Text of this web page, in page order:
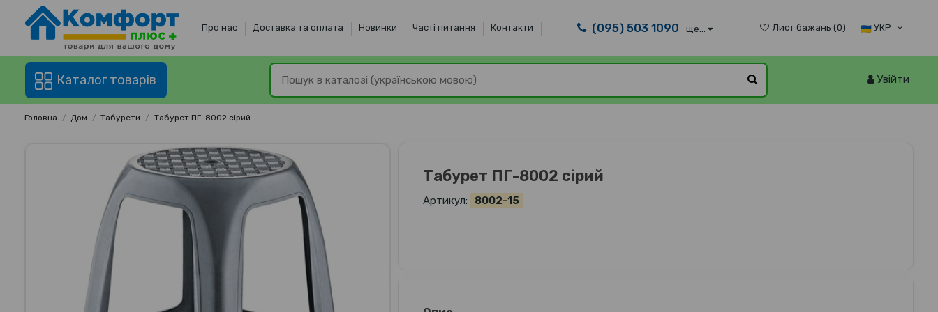
Про нас Доставка та оплата Новинки Часті питання Контакти (095) 503 1090 ще... Лист бажань (0) УКР
Каталог товарів Увійти
Головна Дом Табурети Табурет ПГ-8002 сірий
Табурет ПГ-8002 сірий
Артикул: 8002-15